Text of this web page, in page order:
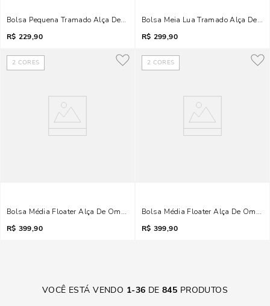
Bolsa Pequena Tramado Alça De Ombro Cinza Fog
R$ 229,90
Bolsa Meia Lua Tramado Alça De
R$ 299,90
2 CORES
Bolsa Média Floater Alça De Ombro Preta
R$ 399,90
2 CORES
Bolsa Média Floater Alça De Ombro
R$ 399,90
VOCÊ ESTÁ VENDO 1-36 DE845 PRODUTOS